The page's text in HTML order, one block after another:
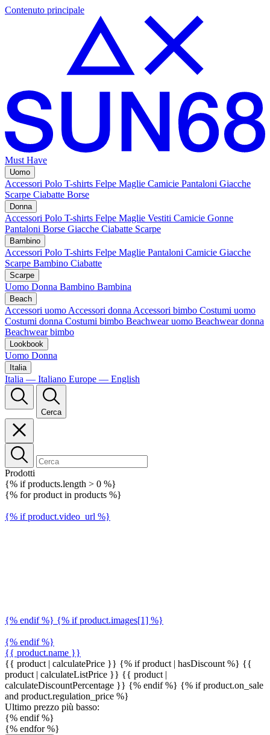
Contenuto principale
Must Have
Uomo
Accessori Polo T-shirts Felpe Maglie Camicie Pantaloni Giacche
Scarpe Ciabatte Borse
Donna
Accessori Polo T-shirts Felpe Maglie Vestiti Camicie Gonne
Pantaloni Borse Giacche Ciabatte Scarpe
Bambino
Accessori Polo T-shirts Felpe Maglie Pantaloni Camicie Giacche
Scarpe Bambino Ciabatte
Scarpe
Uomo Donna Bambino Bambina
Beach
Accessori uomo Accessori donna Accessori bimbo Costumi uomo
Costumi donna Costumi bimbo Beachwear uomo Beachwear donna
Beachwear bimbo
Lookbook
Uomo Donna
Italia
Italia — Italiano Europe — English
Cerca
Prodotti
{% if products.length > 0 %}
{% for product in products %}
{% if product.video_url %}
{% endif %} {% if product.images[1] %}
{% endif %}
{{ product.name }}
{{ product | calculatePrice }} {% if product | hasDiscount %} {{
product | calculateListPrice }} {{ product |
calculateDiscountPercentage }} {% endif %} {% if product.on_sale
and product.regulation_price %}
Ultimo prezzo più basso:
{% endif %}
{% endfor %}